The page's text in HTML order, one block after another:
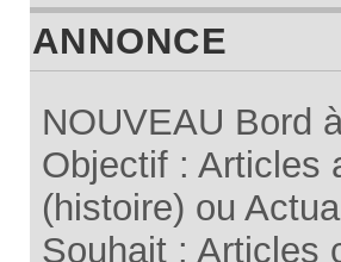
ANNONCE
NOUVEAU Bord
Objectif : Articles
(histoire) ou
Souhait : Articles